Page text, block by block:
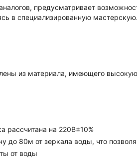
предусматривает
в специализированную
из материала, имеющего
рассчитана на 220В±10%
80м от зеркала воды, что
от воды